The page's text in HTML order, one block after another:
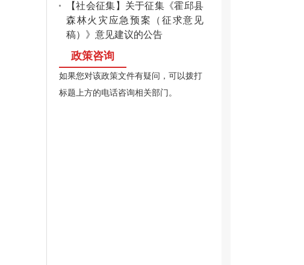
【社会征集】关于征集《霍邱县
森林火灾应急预案（征求意见
稿）》意见建议的公告
政策咨询
如果您对该政策文件有疑问，可以拨打
标题上方的电话咨询相关部门。